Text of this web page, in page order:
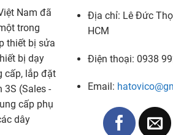
Nam đã
trong
thiết bị sửa
bị dạy
cấp, lắp đặt
(Sales -
cấp phụ
dây
Địa chỉ: Lê Đức
HCM
Điện thoại: 0938
Email: